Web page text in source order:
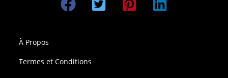
À Propos
Termes et Conditions